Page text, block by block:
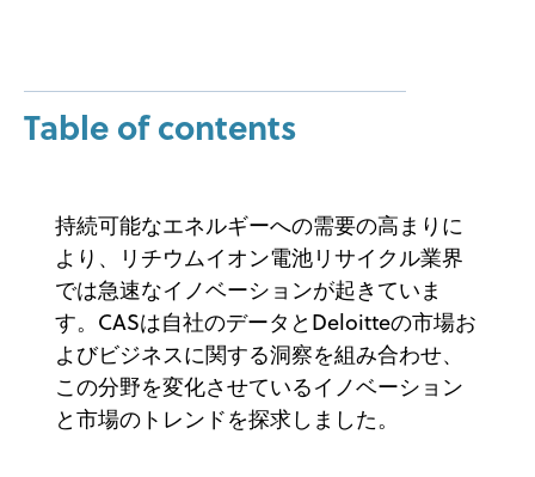
Table of contents
持続可能なエネルギーへの需要の高まりに
より、リチウムイオン電池リサイクル業界
では急速なイノベーションが起きていま
す。CASは自社のデータとDeloitteの市場お
よびビジネスに関する洞察を組み合わせ、
この分野を変化させているイノベーション
と市場のトレンドを探求しました。